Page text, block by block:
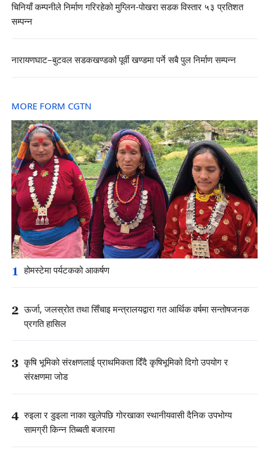
चिनियाँ कम्पनीले निर्माण गरिरहेको मुग्लिन-पोखरा सडक विस्तार ५३ प्रतिशत
सम्पन्न
नारायणघाट–बुटवल सडकखण्डको पूर्वी खण्डमा पर्ने सबै पुल निर्माण सम्पन्न
MORE FORM CGTN
1 होमस्टेमा पर्यटकको आकर्षण
2 ऊर्जा, जलस्रोत तथा सिँचाइ मन्त्रालयद्वारा गत आर्थिक वर्षमा सन्तोषजनक
प्रगति हासिल
3 कृषि भूमिको संरक्षणलाई प्राथमिकता दिँदै कृषिभूमिको दिगो उपयोग र
संरक्षणमा जोड
4 रुइला र डुइला नाका खुलेपछि गोरखाका स्थानीयवासी दैनिक उपभोग्य
सामग्री किन्न तिब्बती बजारमा